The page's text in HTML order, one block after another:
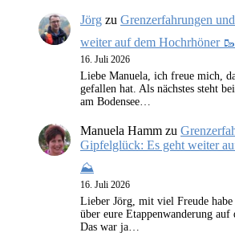
Jörg zu Grenzerfahrungen
weiter auf dem Hochrhöner
16. Juli 2026
Liebe Manuela, ich freue mich,
gefallen hat. Als nächstes steht
am Bodensee…
Manuela Hamm zu
Gipfelglück: Es geht weiter
⛰️
16. Juli 2026
Lieber Jörg, mit viel Freude
über eure Etappenwanderung auf
Das war ja…